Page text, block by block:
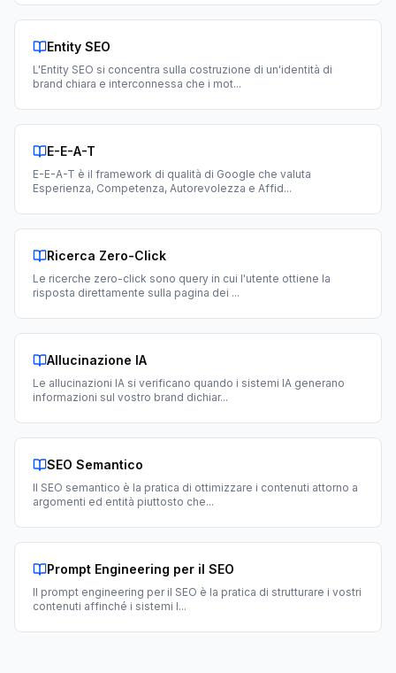
Entity SEO
L'Entity SEO si concentra sulla costruzione di un'identità di
brand chiara e interconnessa che i mot...
E-E-A-T
E-E-A-T è il framework di qualità di Google che valuta
Esperienza, Competenza, Autorevolezza e Affid...
Ricerca Zero-Click
Le ricerche zero-click sono query in cui l'utente ottiene la
risposta direttamente sulla pagina dei ...
Allucinazione IA
Le allucinazioni IA si verificano quando i sistemi IA generano
informazioni sul vostro brand dichiar...
SEO Semantico
Il SEO semantico è la pratica di ottimizzare i contenuti attorno a
argomenti ed entità piuttosto che...
Prompt Engineering per il SEO
Il prompt engineering per il SEO è la pratica di strutturare i vostri
contenuti affinché i sistemi I...